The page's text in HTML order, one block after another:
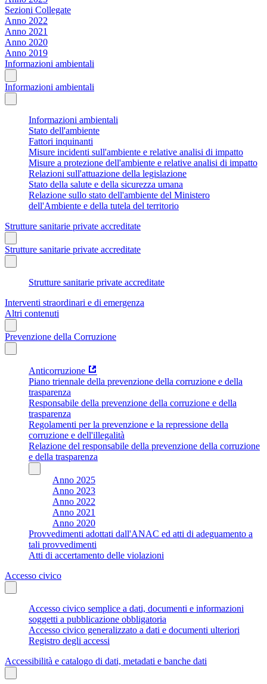
Sezioni Collegate
Anno 2022
Anno 2021
Anno 2020
Anno 2019
Informazioni ambientali
Informazioni ambientali
Informazioni ambientali
Stato dell'ambiente
Fattori inquinanti
Misure incidenti sull'ambiente e relative analisi di impatto
Misure a protezione dell'ambiente e relative analisi di impatto
Relazioni sull'attuazione della legislazione
Stato della salute e della sicurezza umana
Relazione sullo stato dell'ambiente del Ministero
dell'Ambiente e della tutela del territorio
Strutture sanitarie private accreditate
Strutture sanitarie private accreditate
Strutture sanitarie private accreditate
Interventi straordinari e di emergenza
Altri contenuti
Prevenzione della Corruzione
Anticorruzione
Piano triennale della prevenzione della corruzione e della
trasparenza
Responsabile della prevenzione della corruzione e della
trasparenza
Regolamenti per la prevenzione e la repressione della
corruzione e dell'illegalità
Relazione del responsabile della prevenzione della corruzione
e della trasparenza
Anno 2025
Anno 2023
Anno 2022
Anno 2021
Anno 2020
Provvedimenti adottati dall'ANAC ed atti di adeguamento a
tali provvedimenti
Atti di accertamento delle violazioni
Accesso civico
Accesso civico semplice a dati, documenti e informazioni
soggetti a pubblicazione obbligatoria
Accesso civico generalizzato a dati e documenti ulteriori
Registro degli accessi
Accessibilità e catalogo di dati, metadati e banche dati